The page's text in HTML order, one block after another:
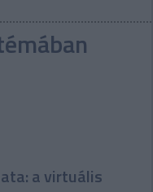
a virtuális